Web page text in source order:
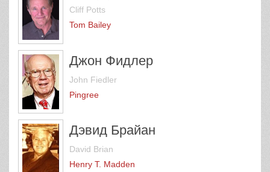
Cliff Potts
Tom Bailey
Джон Фидлер
John Fiedler
Pingree
Дэвид Брайан
David Brian
Henry T. Madden